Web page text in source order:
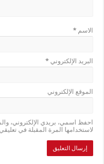
الاسم*
البريد الإلكتروني*
الموقع الإلكتروني
احفظ اسمي، بريدي الإلكتروني،
لاستخدامها المرة المقبلة في